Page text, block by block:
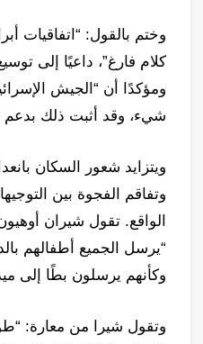
وختم بالقول: “اتفاقيات
كلام فارغ”، داعيًا إلى
ومؤكدًا أن “الجيش
شيء، وقد أثبت ذلك بدعم
ويتزايد شعور السكان
وتفاقم الفجوة بين
الواقع. تقول شيران
“يرسل الجميع أطفالهم
وكأنهم يرسلون بطًا إلى
وتقول شيرا من معارة: